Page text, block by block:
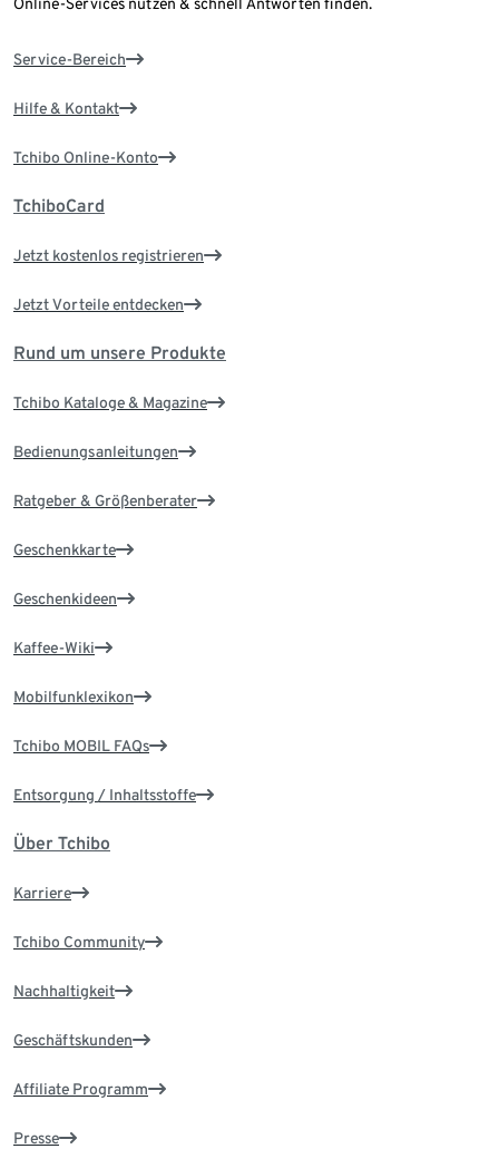
Online-Services nutzen & schnell Antworten finden.
Service-Bereich
Hilfe & Kontakt
Tchibo Online-Konto
TchiboCard
Jetzt kostenlos registrieren
Jetzt Vorteile entdecken
Rund um unsere Produkte
Tchibo Kataloge & Magazine
Bedienungsanleitungen
Ratgeber & Größenberater
Geschenkkarte
Geschenkideen
Kaffee-Wiki
Mobilfunklexikon
Tchibo MOBIL FAQs
Entsorgung / Inhaltsstoffe
Über Tchibo
Karriere
Tchibo Community
Nachhaltigkeit
Geschäftskunden
Affiliate Programm
Presse